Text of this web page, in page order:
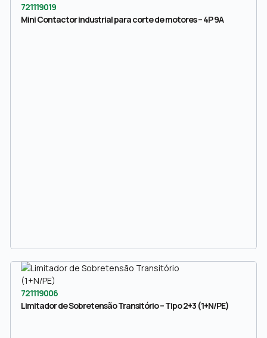
721119019
Mini Contactor industrial para corte de motores – 4P 9A
721119006
Limitador de Sobretensão Transitório – Tipo 2+3 (1+N/PE)